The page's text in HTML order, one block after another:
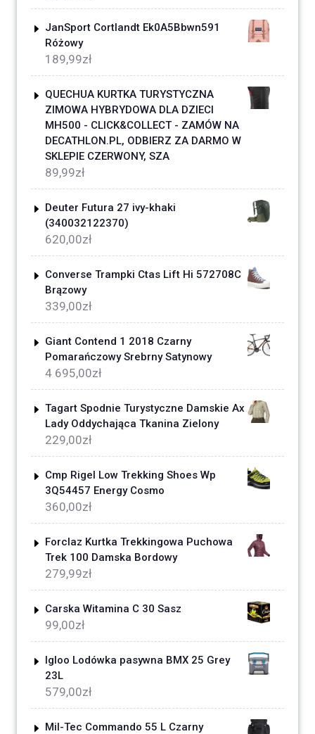
JanSport Cortlandt Ek0A5Bbwn591
Różowy
189,99zł
QUECHUA KURTKA TURYSTYCZNA
ZIMOWA HYBRYDOWA DLA DZIECI
MH500 - CLICK&COLLECT - ZAMÓW NA
DECATHLON.PL, ODBIERZ ZA DARMO W
SKLEPIE CZERWONY, SZA
89,99zł
Deuter Futura 27 ivy-khaki
(340032122370)
620,00zł
Converse Trampki Ctas Lift Hi 572708C
Brązowy
339,00zł
Giant Contend 1 2018 Czarny
Pomarańczowy Srebrny Satynowy
4 695,00zł
Tagart Spodnie Turystyczne Damskie Ax
Lady Oddychająca Tkanina Zielony
229,00zł
Cmp Rigel Low Trekking Shoes Wp
3Q54457 Energy Cosmo
360,00zł
Forclaz Kurtka Trekkingowa Puchowa
Trek 100 Damska Bordowy
279,99zł
Carska Witamina C 30 Sasz
99,00zł
Igloo Lodówka pasywna BMX 25 Grey
23L
579,00zł
Mil-Tec Commando 55 L Czarny